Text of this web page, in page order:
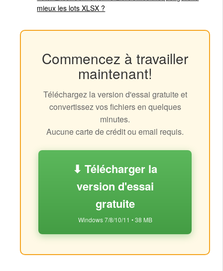
mieux les lots XLSX ?
Commencez à travailler
maintenant!
Téléchargez la version d'essai gratuite et
convertissez vos fichiers en quelques
minutes.
Aucune carte de crédit ou email requis.
⬇ Télécharger la
version d'essai
gratuite
Windows 7/8/10/11 • 38 MB